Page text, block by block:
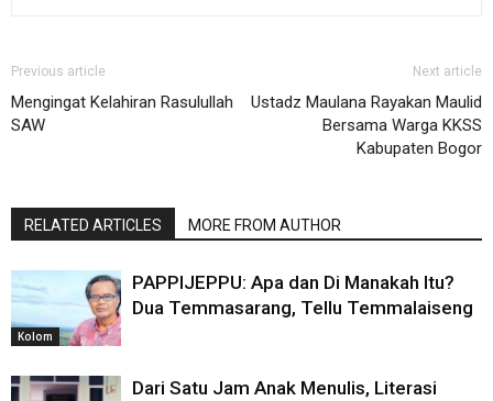
Previous article
Mengingat Kelahiran Rasulullah
SAW
Next article
Ustadz Maulana Rayakan Maulid
Bersama Warga KKSS
Kabupaten Bogor
RELATED ARTICLES MORE FROM AUTHOR
Kolom
PAPPIJEPPU: Apa dan Di Manakah Itu?
Dua Temmasarang, Tellu Temmalaiseng
Dari Satu Jam Anak Menulis, Literasi